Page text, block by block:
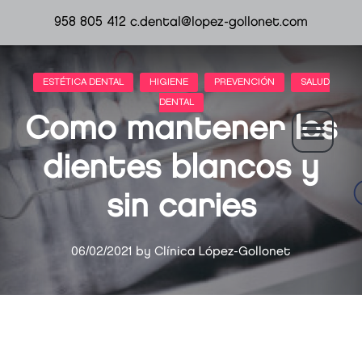
958 805 412 c.dental@lopez-gollonet.com
Como mantener los
dientes blancos y
sin caries
06/02/2021 by Clínica López-Gollonet